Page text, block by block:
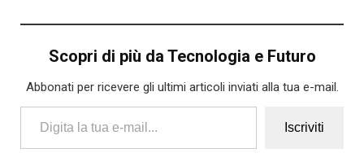
Scopri di più da Tecnologia e Futuro
Abbonati per ricevere gli ultimi articoli inviati alla tua e-mail.
Digita la tua e-mail...
Iscriviti